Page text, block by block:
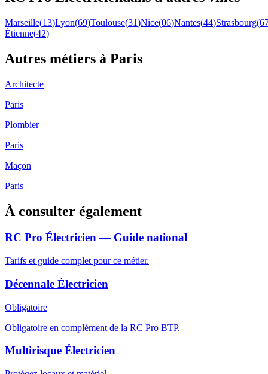
Marseille(13)Lyon(69)Toulouse(31)Nice(06)Nantes(44)Strasbourg(
Étienne(42)
Autres métiers à Paris
Architecte
Paris
Plombier
Paris
Maçon
Paris
À consulter également
RC Pro Électricien — Guide national
Tarifs et guide complet pour ce métier.
Décennale Électricien
Obligatoire
Obligatoire en complément de la RC Pro BTP.
Multirisque Électricien